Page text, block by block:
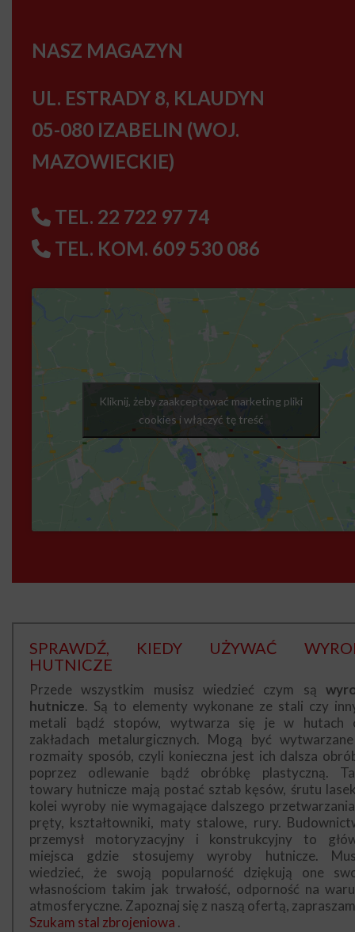
NASZ MAGAZYN
UL. ESTRADY 8, KLAUDYN
05-080 IZABELIN (WOJ.
MAZOWIECKIE)
TEL. 22 722 97 74
TEL. KOM. 609 530 086
Kliknij, żeby zaakceptować marketing pliki
cookies i włączyć tę treść
SPRAWDŹ, KIEDY UŻYWAĆ
HUTNICZE
Przede wszystkim musisz wiedzieć czym są
hutnicze. Są to elementy wykonane ze stali czy
metali bądź stopów, wytwarza się je w hutach
zakładach metalurgicznych. Mogą być
rozmaity sposób, czyli konieczna jest ich dalsza
poprzez odlewanie bądź obróbkę plastyczną.
towary hutnicze mają postać sztab kęsów, śrutu
kolei wyroby nie wymagające dalszego
pręty, kształtowniki, maty stalowe, rury.
przemysł motoryzacyjny i konstrukcyjny to
miejsca gdzie stosujemy wyroby hutnicze.
wiedzieć, że swoją popularność dziękują one
własnościom takim jak trwałość, odporność na
atmosferyczne. Zapoznaj się z naszą ofertą,
Szukam stal zbrojeniowa .